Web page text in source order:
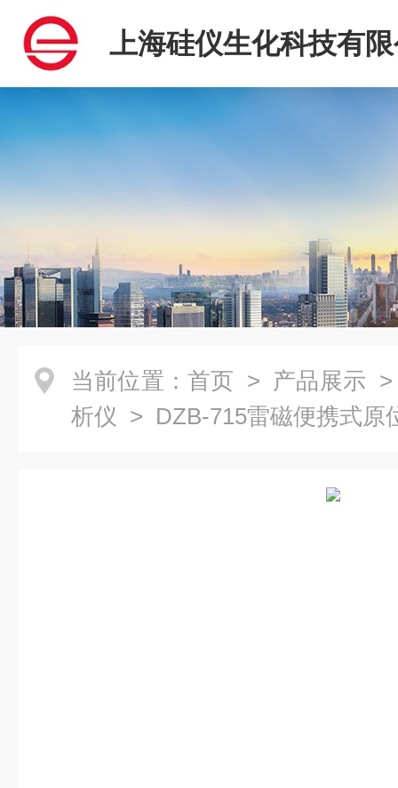
上海硅仪生化科技有
当前位置： 首页 > 产品展示
析仪 > DZB-715雷磁便携式原